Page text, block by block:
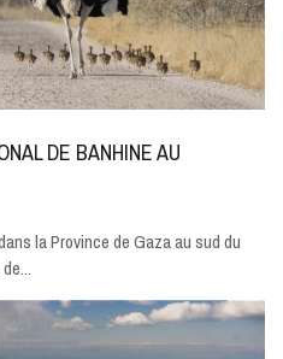
DE BANHINE AU
la Province de Gaza au sud du